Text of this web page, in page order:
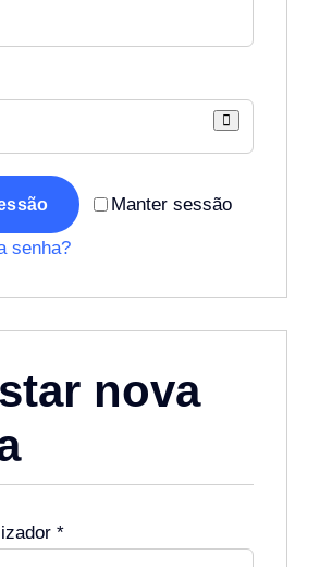
Manter sessão
senha?
nova
*Obrigatório